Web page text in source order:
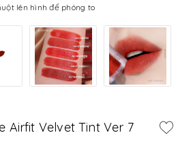
lên hình để phóng to
Airfit Velvet Tint Ver 7